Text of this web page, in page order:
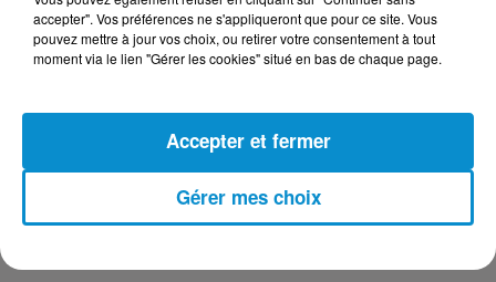
23 juillet 2026
Les Zinformés - 23/07/26
accepter". Vos préférences ne s'appliqueront que pour ce site. Vous
pouvez mettre à jour vos choix, ou retirer votre consentement à tout
moment via le lien "Gérer les cookies" situé en bas de chaque page.
Gérer mes choix
Accepter et fermer